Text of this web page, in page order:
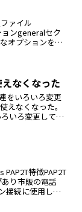
ァイル
ンgeneralセク
オプションを設
なくなった
をいろいろ変更
えなくなった。
いろ変更しても
特徴PAP2T
り市販の電話
接続に使用しま